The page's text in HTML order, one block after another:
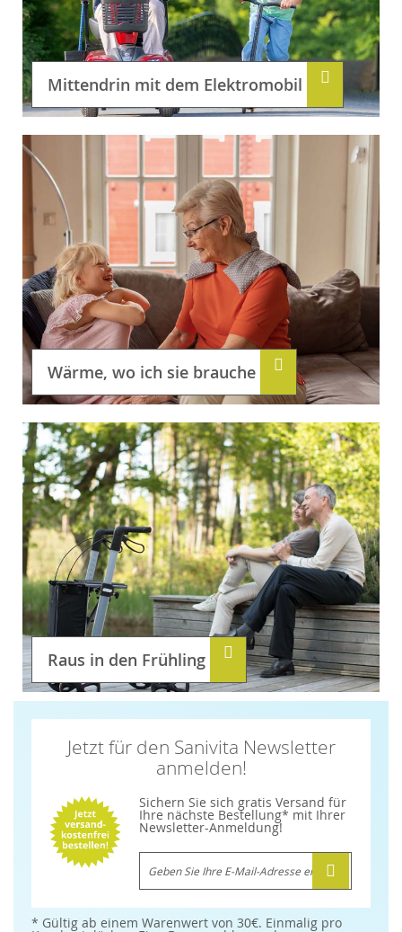
Mittendrin mit dem Elektromobil
Wärme, wo ich sie brauche
Raus in den Frühling
Jetzt für den Sanivita Newsletter
anmelden!
Sichern Sie sich gratis Versand für
Ihre nächste Bestellung* mit Ihrer
Newsletter-Anmeldung!
M
d
e
n
* Gültig ab einem Warenwert von 30€. Einmalig pro